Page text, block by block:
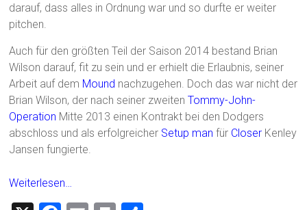
darauf, dass alles in Ordnung war und so durfte er weiter
pitchen.
Auch für den größten Teil der Saison 2014 bestand Brian
Wilson darauf, fit zu sein und er erhielt die Erlaubnis, seiner
Arbeit auf dem Mound nachzugehen. Doch das war nicht der
Brian Wilson, der nach seiner zweitenTommy-John-
Operation Mitte 2013 einen Kontrakt bei den Dodgers
abschloss und als erfolgreicher Setup man für Closer Kenley
Jansen fungierte.
Weiterlesen…